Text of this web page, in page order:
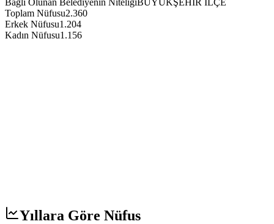
Bağlı Olunan Belediyenin NiteliğiBÜYÜKŞEHİR İLÇE
Toplam Nüfusu2.360
Erkek Nüfusu1.204
Kadın Nüfusu1.156
Yıllara Göre Nüfus